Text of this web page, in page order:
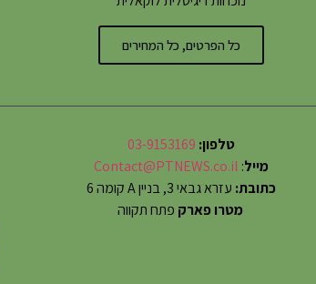
כל הפרטים, כל המחירים
טלפון: 03-9153169
מייל:
Contact@PTNEWS.co.il
כתובת: עזרא גבאי 3, בניין A קומה 6
מטרו פארק פתח תקווה